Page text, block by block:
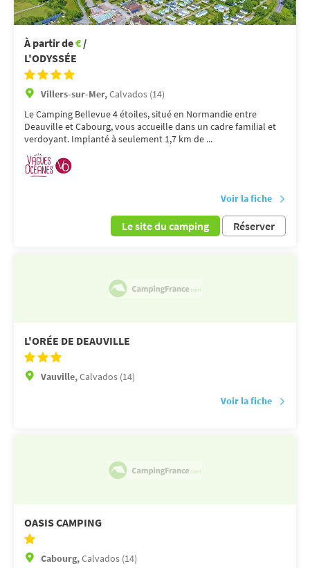
À partir de€ /
L'ODYSSÉE
Villers-sur-Mer,Calvados (14)
Le Camping Bellevue 4 étoiles, situé en Normandie entre
Deauville et Cabourg, vous accueille dans un cadre familial et
verdoyant. Implanté à seulement 1,7 km de ...
Voir la fiche
Le site du camping Réserver
L'ORÉE DE DEAUVILLE
Vauville,Calvados (14)
Voir la fiche
OASIS CAMPING
Cabourg,Calvados (14)